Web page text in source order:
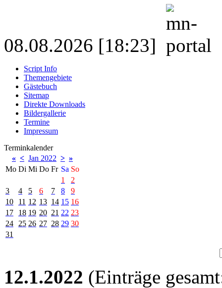
08.08.2026 [18:23]
Script Info
Themengebiete
Gästebuch
Sitemap
Direkte Downloads
Bildergallerie
Termine
Impressum
Terminkalender
« < Jan 2022 > »
Mo Di Mi Do Fr Sa So
1
2
3
4 5 6 7 8
9
10
11 12 13 14 15 16
17
18 19 20 21 22 23
24
25 26 27 28 29 30
31
12.1.2022 (Einträge